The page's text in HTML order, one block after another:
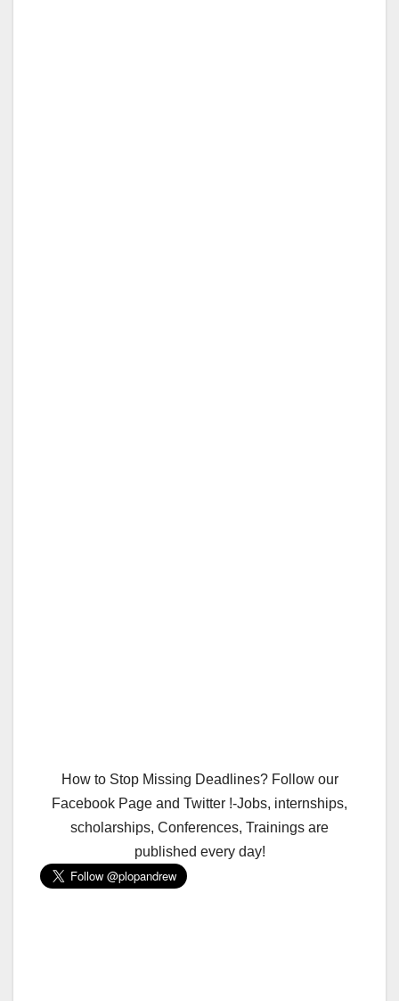
How to Stop Missing Deadlines? Follow our
Facebook Page and Twitter !-Jobs, internships,
scholarships, Conferences, Trainings are
published every day!